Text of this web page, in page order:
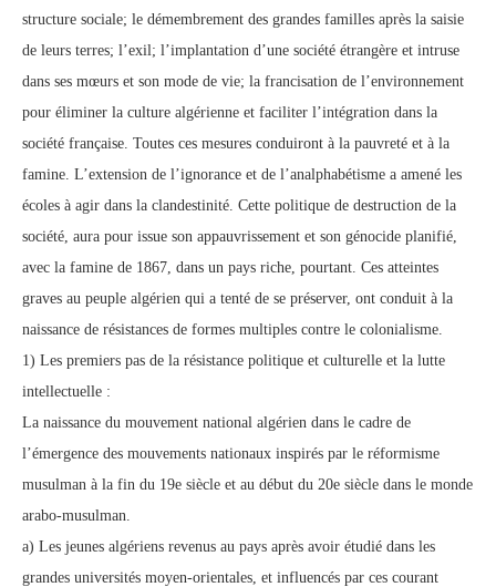
structure sociale; le démembrement des grandes familles après la saisie
de leurs terres; l’exil; l’implantation d’une société étrangère et intruse
dans ses mœurs et son mode de vie; la francisation de l’environnement
pour éliminer la culture algérienne et faciliter l’intégration dans la
société française. Toutes ces mesures conduiront à la pauvreté et à la
famine. L’extension de l’ignorance et de l’analphabétisme a amené les
écoles à agir dans la clandestinité. Cette politique de destruction de la
société, aura pour issue son appauvrissement et son génocide planifié,
avec la famine de 1867, dans un pays riche, pourtant. Ces atteintes
graves au peuple algérien qui a tenté de se préserver, ont conduit à la
naissance de résistances de formes multiples contre le colonialisme.
1) Les premiers pas de la résistance politique et culturelle et la lutte
intellectuelle :
La naissance du mouvement national algérien dans le cadre de
l’émergence des mouvements nationaux inspirés par le réformisme
musulman à la fin du 19e siècle et au début du 20e siècle dans le monde
arabo-musulman.
a) Les jeunes algériens revenus au pays après avoir étudié dans les
grandes universités moyen-orientales, et influencés par ces courant